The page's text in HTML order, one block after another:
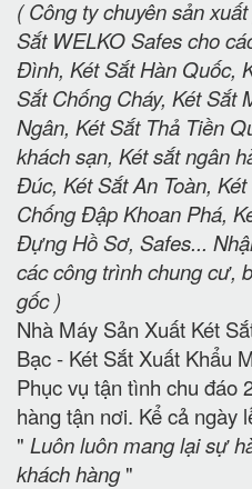
( Công ty chuyên sản
Sắt WELKO Safes cho
Đình, Két Sắt Hàn Quốc,
Sắt Chống Cháy, Két Sắt
Ngân, Két Sắt Thả Tiền
khách sạn, Két sắt ngân
Đúc, Két Sắt An Toàn,
Chống Đập Khoan Phá,
Đựng Hồ Sơ, Safes...
các công trình chung cư,
gốc )
Nhà Máy Sản Xuất Két
Bạc - Két Sắt Xuất Khẩu
Phục vụ tận tình chu đáo
hàng tận nơi. Kể cả ngày
" Luôn luôn mang lại sự
khách hàng"